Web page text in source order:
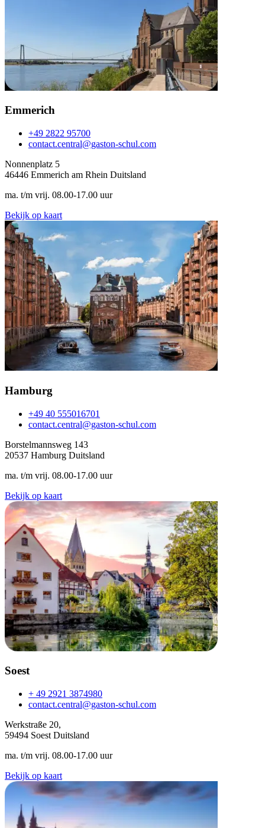
Emmerich
+49 2822 95700
contact.central@gaston-schul.com
Nonnenplatz 5
46446 Emmerich am Rhein Duitsland
ma. t/m vrij. 08.00-17.00 uur
Bekijk op kaart
Hamburg
+49 40 555016701
contact.central@gaston-schul.com
Borstelmannsweg 143
20537 Hamburg Duitsland
ma. t/m vrij. 08.00-17.00 uur
Bekijk op kaart
Soest
+ 49 2921 3874980
contact.central@gaston-schul.com
Werkstraße 20,
59494 Soest Duitsland
ma. t/m vrij. 08.00-17.00 uur
Bekijk op kaart